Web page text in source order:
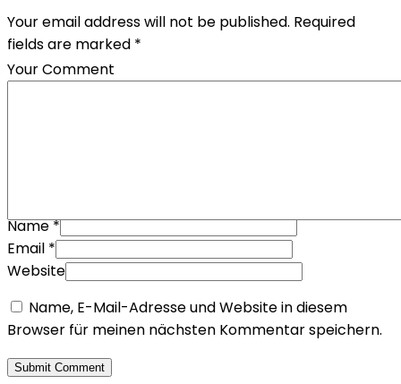
Your email address will not be published. Required
fields are marked *
Your Comment
Name*
Email *
Website
Name, E-Mail-Adresse und Website in diesem
Browser für meinen nächsten Kommentar speichern.